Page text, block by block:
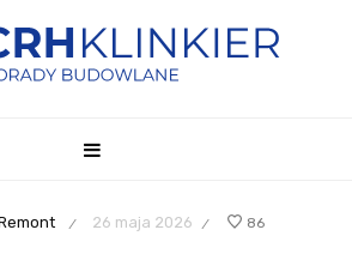
/ 26 maja 2026 / 86